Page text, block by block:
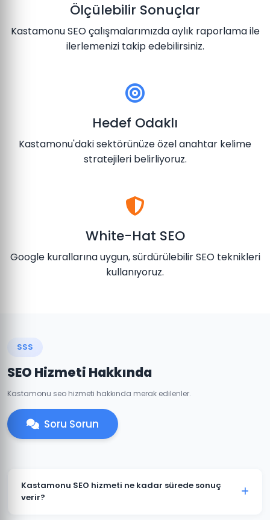
Ölçülebilir Sonuçlar
Kastamonu SEO çalışmalarımızda aylık raporlama ile
ilerlemenizi takip edebilirsiniz.
Hedef Odaklı
Kastamonu'daki sektörünüze özel anahtar kelime
stratejileri belirliyoruz.
White-Hat SEO
Google kurallarına uygun, sürdürülebilir SEO teknikleri
kullanıyoruz.
SSS
SEO Hizmeti Hakkında
Kastamonu seo hizmeti hakkında merak edilenler.
Soru Sorun
Kastamonu SEO hizmeti ne kadar sürede sonuç
verir?